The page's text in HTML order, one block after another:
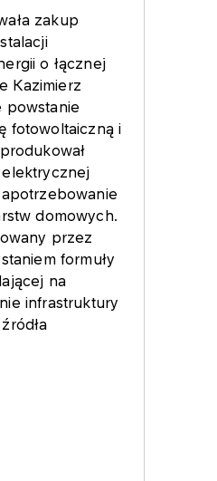
zakup
o łącznej
Kazimierz
powstanie
fotowoltaiczną i
elektrycznej
domowych.
przez
formuły
na
infrastruktury